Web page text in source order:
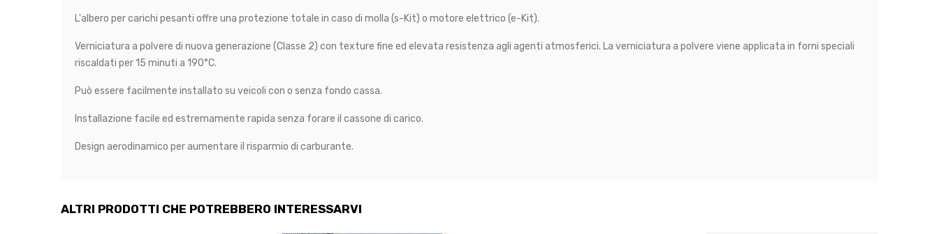
L'albero per carichi pesanti offre una protezione totale in caso di molla (s-Kit) o motore elettrico (e-Kit).
Verniciatura a polvere di nuova generazione (Classe 2) con texture fine ed elevata resistenza agli agenti atmosferici. La verniciatura a polvere viene applicata in forni speciali
riscaldati per 15 minuti a 190°C.
Può essere facilmente installato su veicoli con o senza fondo cassa.
Installazione facile ed estremamente rapida senza forare il cassone di carico.
Design aerodinamico per aumentare il risparmio di carburante.
ALTRI PRODOTTI CHE POTREBBERO INTERESSARVI